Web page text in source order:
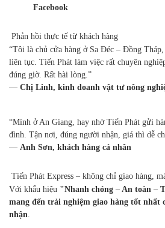
Facebook
Phản hồi thực tế từ khách hàng
“Tôi là chủ cửa hàng ở Sa Đéc – Đồng
liên tục. Tiến Phát làm việc rất chuyên
đúng giờ. Rất hài lòng.”
— Chị Linh, kinh doanh vật tư nông
“Mình ở An Giang, hay nhờ Tiến Phát gửi
đình. Tận nơi, đúng người nhận, giá thì dễ
— Anh Sơn, khách hàng cá nhân
Tiến Phát Express – không chỉ giao hàng,
Với khẩu hiệu "Nhanh chóng – An toàn –
mang đến trải nghiệm giao hàng tốt nhất
nhận